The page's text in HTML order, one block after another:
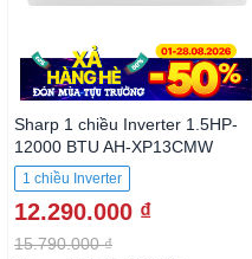
Sharp 1 chiều Inverter 1.5HP-
12000 BTU AH-XP13CMW
1 chiều Inverter
12.290.000 ₫
15.790.000 ₫